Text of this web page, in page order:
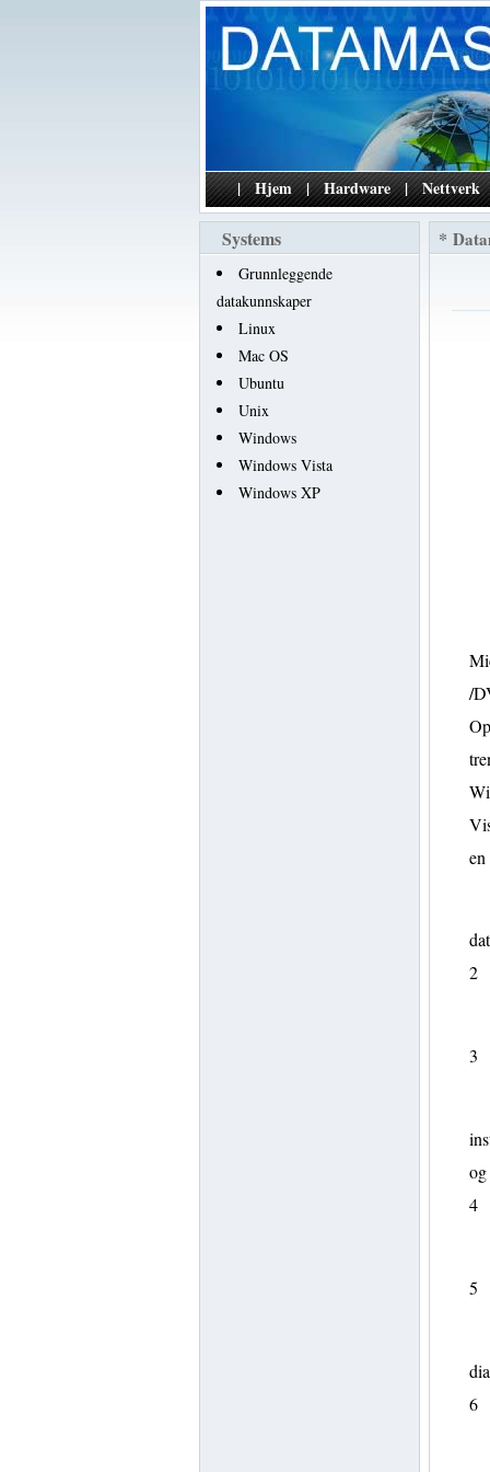
| Hjem | Hardware | Nettverk
Systems
Grunnleggende
datakunnskaper
Linux
Mac OS
Ubuntu
Unix
Windows
Windows Vista
Windows XP
*
/
en
2
3
4
5
6